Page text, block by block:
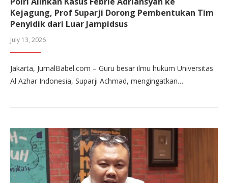
Kejagung, Prof Suparji Dorong Pembentukan Tim
Penyidik dari Luar Jampidsus
July 13, 2026
Jakarta, JurnalBabel.com – Guru besar ilmu hukum Universitas
Al Azhar Indonesia, Suparji Achmad, mengingatkan…